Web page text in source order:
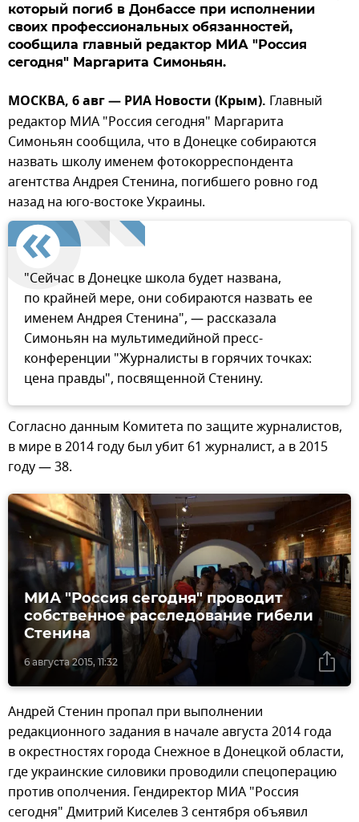
который погиб в Донбассе при исполнении
своих профессиональных обязанностей,
сообщила главный редактор МИА "Россия
сегодня" Маргарита Симоньян.
МОСКВА, 6 авг — РИА Новости (Крым). Главный
редактор МИА "Россия сегодня" Маргарита
Симоньян сообщила, что в Донецке собираются
назвать школу именем фотокорреспондента
агентства Андрея Стенина, погибшего ровно год
назад на юго-востоке Украины.
"Сейчас в Донецке школа будет названа,
по крайней мере, они собираются назвать ее
именем Андрея Стенина", — рассказала
Симоньян на мультимедийной пресс-
конференции "Журналисты в горячих точках:
цена правды", посвященной Стенину.
Согласно данным Комитета по защите журналистов,
в мире в 2014 году был убит 61 журналист, а в 2015
году — 38.
6 августа 2015, 11:32
МИА "Россия сегодня" проводит
собственное расследование гибели
Стенина
Андрей Стенин пропал при выполнении
редакционного задания в начале августа 2014 года
в окрестностях города Снежное в Донецкой области,
где украинские силовики проводили спецоперацию
против ополчения. Гендиректор МИА "Россия
сегодня" Дмитрий Киселев 3 сентября объявил